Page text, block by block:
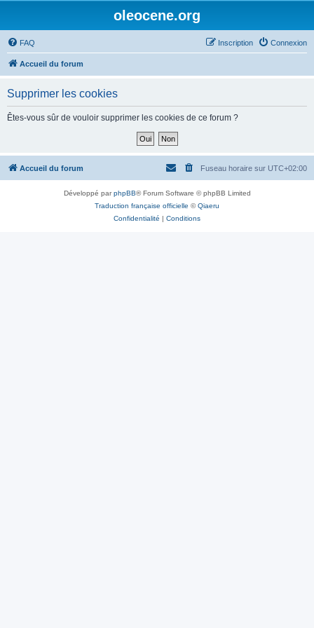
oleocene.org
FAQ Connexion
Inscription
Accueil du forum
Supprimer les cookies
Êtes-vous sûr de vouloir supprimer les cookies de ce forum ?
Accueil du forum Fuseau horaire sur UTC+02:00
Développé parphpBB® Forum Software © phpBB Limited
Traduction française officielle ©Qiaeru
Confidentialité | Conditions